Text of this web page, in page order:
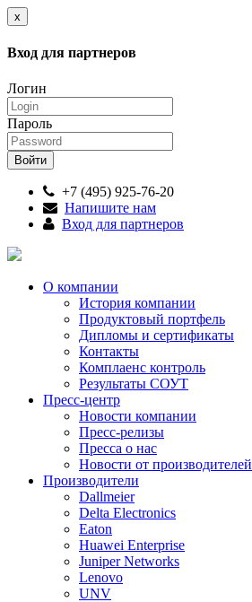
x
Вход для партнеров
Логин
Пароль
+7 (495) 925-76-20
Напишите нам
Вход для партнеров
О компании
История компании
Продуктовый портфель
Дипломы и сертификаты
Контакты
Комплаенс контроль
Результаты СОУТ
Пресс-центр
Новости компании
Пресс-релизы
Пресса о нас
Новости от производителей
Производители
Dallmeier
Delta Electronics
Eaton
Huawei Enterprise
Juniper Networks
Lenovo
UNV